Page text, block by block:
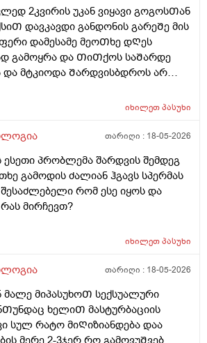
2კვირის უკან ვიყავი გოგოსᲗან
დავკავდი განდონის გარეᲨე მის
დამესამე მეოᲗხე დᲦეს
გამოყრა და ᲗიᲗქოს საᲨარდე
და მტკიოდა Შარდვისბდროს არ
მტკიოდა. მერე ვისხავდი
Შიგ რᲩებოდაა წვეᲗები
ᲗიᲗქოს გამიარაა არც
არ მქონდა არაფერი არაფეტი
და რაგაცებმა 2დᲦეᲨი
სხვასᲗან დავკავდი უბრალოდ
განდონის გარეᲨე და გავაᲗავე მის
ერᲗი და ასოს Თავის კანის
წერტილი ტკივილი არ
დაარც მექავებოდა მარა ესე
Თუა ესე ყოველი Თუნდაც
ანსექსი გაქვს ესე რატო
იხილეთპასუხი
თარიღი : 18-05-2026
ესეთი პრობლემა შარდვის შემდეგ
გამოდის ძალიან ჰგავს სპერმას
რომ ესე იყოს და
მირჩევთ?
იხილეთპასუხი
თარიღი : 18-05-2026
მიპასუხოᲗ სექსუალური
ხელიᲗ მასტურბაციის
სულ რატო მიᲦიზიანდება დაა